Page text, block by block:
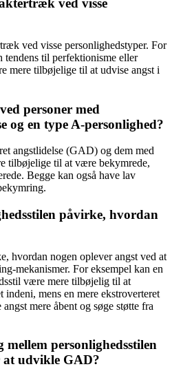
ved visse
ved visse personlighedstyper. For
tendens til perfektionisme eller
mere tilbøjelige til at udvise angst i
personer med
og en type A-personlighed?
angstlidelse (GAD) og dem med
tilbøjelige til at være bekymrede,
Begge kan også have lav
påvirke, hvordan
hvordan nogen oplever angst ved at
mekanismer. For eksempel kan en
være mere tilbøjelig til at
indeni, mens en mere ekstroverteret
mere åbent og søge støtte fra
personlighedsstilen
at udvikle GAD?